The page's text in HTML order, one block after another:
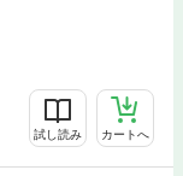
試し読み カートへ